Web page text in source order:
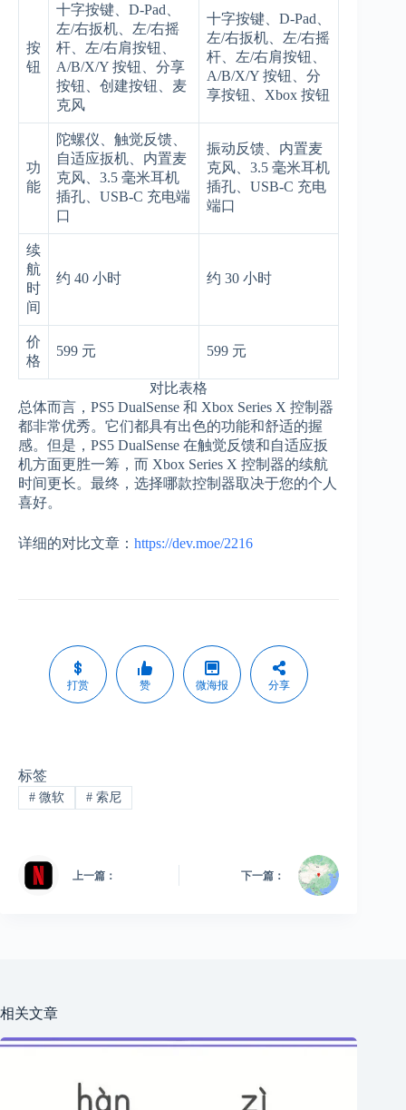
按
钮
十字按键、D-Pad、
左/右扳机、左/右摇
杆、左/右肩按钮、
A/B/X/Y 按钮、分享
按钮、创建按钮、麦
克风
十字按键、D-Pad、
左/右扳机、左/右摇
杆、左/右肩按钮、
A/B/X/Y 按钮、分
享按钮、Xbox 按钮
功
能
陀螺仪、触觉反馈、
自适应扳机、内置麦
克风、3.5 毫米耳机
插孔、USB-C 充电端
口
振动反馈、内置麦
克风、3.5 毫米耳机
插孔、USB-C 充电
端口
续
航
时
间
约 40 小时 约 30 小时
价
格
599 元 599 元
对比表格
总体而言，PS5 DualSense 和 Xbox Series X 控制器
都非常优秀。它们都具有出色的功能和舒适的握
感。但是，PS5 DualSense 在触觉反馈和自适应扳
机方面更胜一筹，而 Xbox Series X 控制器的续航
时间更长。最终，选择哪款控制器取决于您的个人
喜好。
详细的对比文章： https://dev.moe/2216
打赏 赞 微海报 分享
标签
#微软 #索尼
上一篇： 下一篇：
相关文章